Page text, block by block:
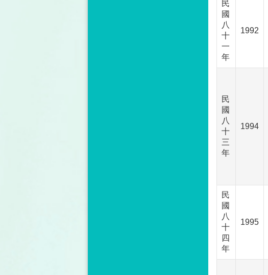
民
國
八
十
一
年
1992
民
國
八
十
三
年
1994
民
國
八
十
四
年
1995